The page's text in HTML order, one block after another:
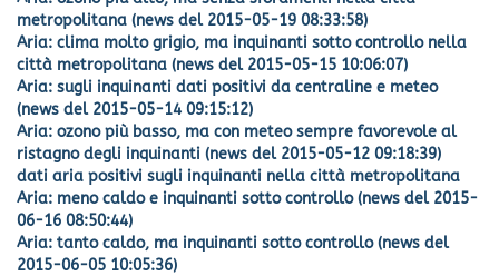
metropolitana (news del 2015-05-19 08:33:58)
Aria: clima molto grigio, ma inquinanti sotto controllo nella
città metropolitana (news del 2015-05-15 10:06:07)
Aria: sugli inquinanti dati positivi da centraline e meteo
(news del 2015-05-14 09:15:12)
Aria: ozono più basso, ma con meteo sempre favorevole al
ristagno degli inquinanti (news del 2015-05-12 09:18:39)
dati aria positivi sugli inquinanti nella città metropolitana
Aria: meno caldo e inquinanti sotto controllo (news del 2015-
06-16 08:50:44)
Aria: tanto caldo, ma inquinanti sotto controllo (news del
2015-06-05 10:05:36)